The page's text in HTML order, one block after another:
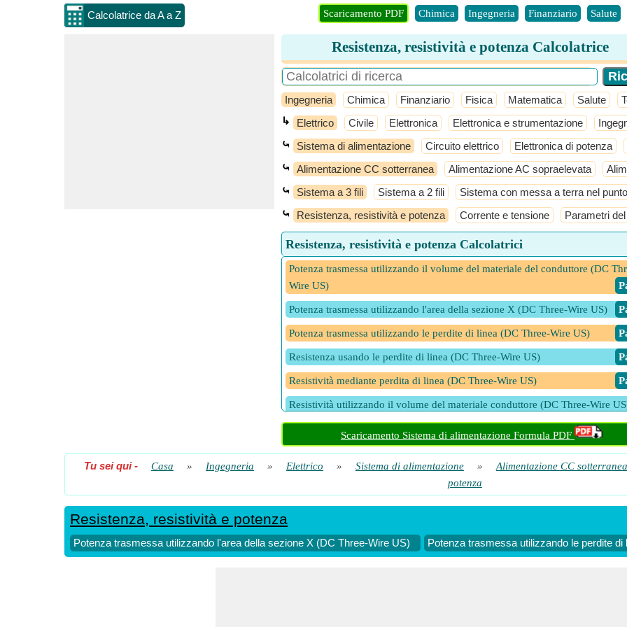
Calcolatrice da A a Z Scaricamento PDF Chimica Ingegneria Finanziario Salute
Resistenza, resistività e potenza Calcolatrice
Ingegneria Chimica Finanziario Fisica Matematica Salute
↳ Elettrico Civile Elettronica Elettronica e strumentazione
⤿ Sistema di alimentazione Circuito elettrico Elettronica di potenza
⤿ Alimentazione CC sotterranea Alimentazione AC sopraelevata
⤿ Sistema a 3 fili Sistema a 2 fili Sistema con messa a terra nel punto
⤿ Resistenza, resistività e potenza Corrente e tensione Parametri
Resistenza, resistività e potenza Calcolatrici
Potenza trasmessa utilizzando il volume del materiale del conduttore (DC
Wire US)
Potenza trasmessa utilizzando l'area della sezione X (DC Three-Wire US)
Potenza trasmessa utilizzando le perdite di linea (DC Three-Wire US)
Resistenza usando le perdite di linea (DC Three-Wire US)
Resistività mediante perdita di linea (DC Three-Wire US)
Resistività utilizzando il volume del materiale conduttore (DC Three-Wire
Resistività utilizzando l'area della sezione X (DC Three-Wire US)
Scaricamento Sistema di alimentazione Formula PDF
Tu sei qui- Casa » Ingegneria » Elettrico » Sistema di alimentazione » Alimentazione CC sotterranea
potenza
Resistenza, resistività e potenza
Potenza trasmessa utilizzando l'area della sezione X (DC Three-Wire US) Potenza trasmessa utilizzando le perdite